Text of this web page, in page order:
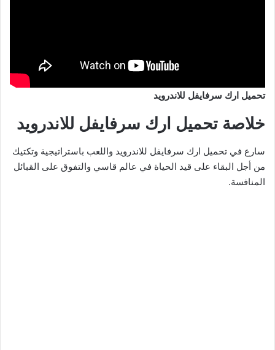
تحميل ارك سرفايفل للاندرويد
خلاصة تحميل ارك سرفايفل للاندرويد
سارع في تحميل ارك سرفايفل للاندرويد واللعب باستراتيجية وتكتيك
من أجل البقاء على قيد الحياة في عالم قاسي والتفوق على القبائل
المنافسة.